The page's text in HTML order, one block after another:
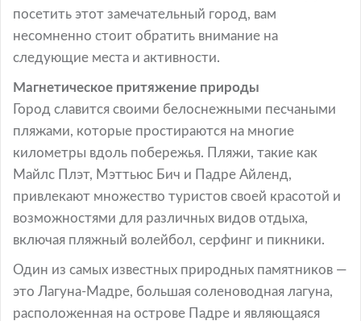
посетить этот замечательный город, вам
несомненно стоит обратить внимание на
следующие места и активности.
Магнетическое притяжение природы
Город славится своими белоснежными песчаными
пляжами, которые простираются на многие
километры вдоль побережья. Пляжи, такие как
Майлс Плэт, Мэттьюс Бич и Падре Айленд,
привлекают множество туристов своей красотой и
возможностями для различных видов отдыха,
включая пляжный волейбол, серфинг и пикники.
Один из самых известных природных памятников —
это Лагуна-Мадре, большая соленоводная лагуна,
расположенная на острове Падре и являющаяся